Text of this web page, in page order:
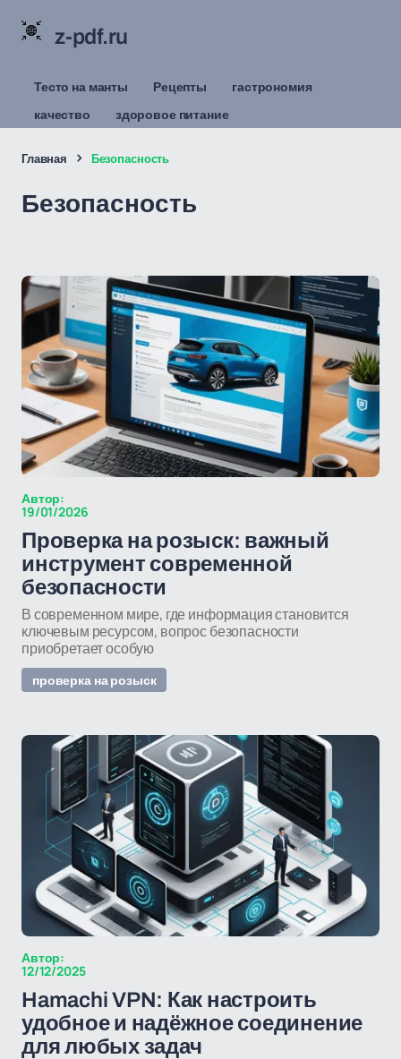
z-pdf.ru
Тесто на манты Рецепты
гастрономия
качество
здоровое питание
Главная Безопасность
Безопасность
Автор:
19/01/2026
Проверка на розыск: важный
инструмент современной
безопасности
В современном мире, где информация становится
ключевым ресурсом, вопрос безопасности
приобретает особую
проверка на розыск
Автор:
12/12/2025
Hamachi VPN: Как настроить
удобное и надёжное соединение
для любых задач